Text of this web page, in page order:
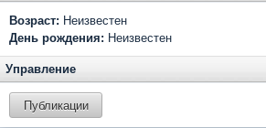
Возраст: Неизвестен
День рождения: Неизвестен
Управление
Публикации